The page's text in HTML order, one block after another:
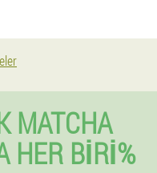
MATCHA
HER BIRI%